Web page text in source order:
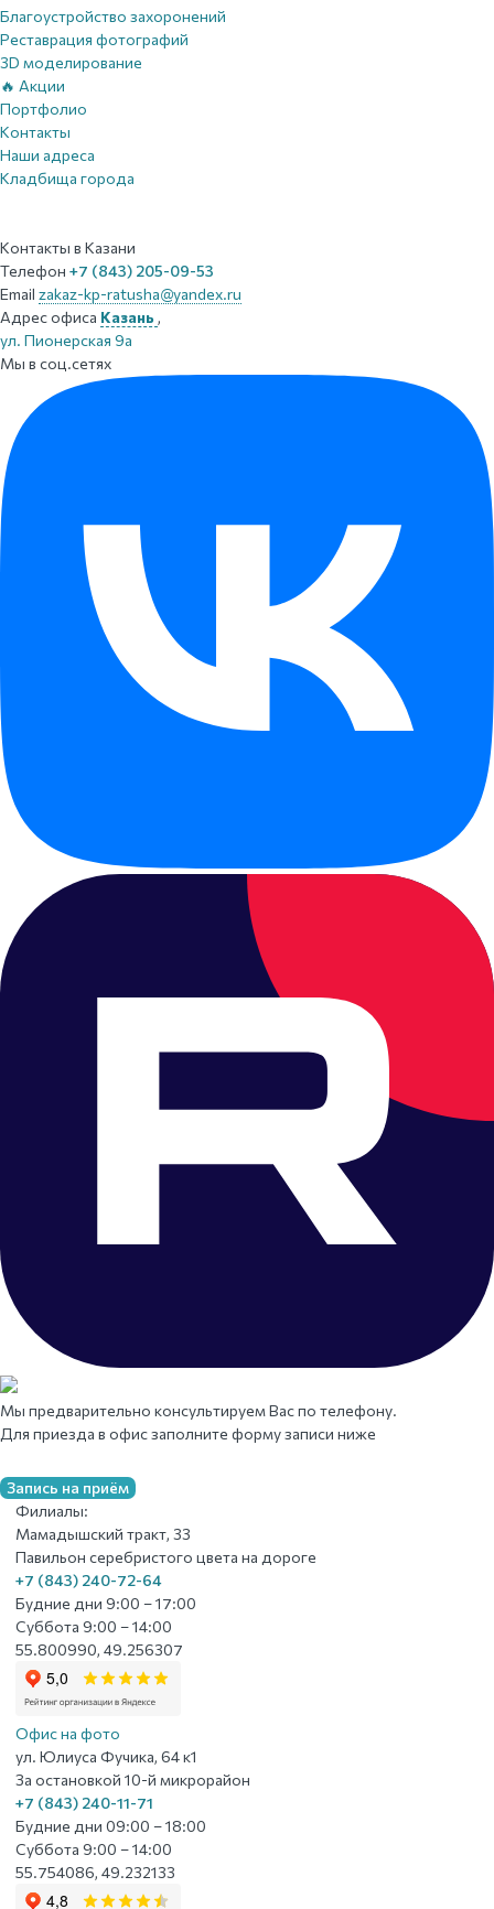
Благоустройство захоронений
Реставрация фотографий
3D моделирование
🔥 Акции
Портфолио
Контакты
Наши адреса
Кладбища города
Контакты в Казани
Телефон +7 (843) 205-09-53
Email zakaz-kp-ratusha@yandex.ru
Адрес офиса Казань ,
ул. Пионерская 9а
Мы в соц.сетях
Мы предварительно консультируем Вас по телефону.
Для приезда в офис заполните форму записи ниже
Запись на приём
Филиалы:
Мамадышский тракт, 33
Павильон серебристого цвета на дороге
+7 (843) 240-72-64
Будние дни 9:00 – 17:00
Суббота 9:00 – 14:00
55.800990, 49.256307
Офис на фото
ул. Юлиуса Фучика, 64 к1
За остановкой 10-й микрорайон
+7 (843) 240-11-71
Будние дни 09:00 – 18:00
Суббота 9:00 – 14:00
55.754086, 49.232133